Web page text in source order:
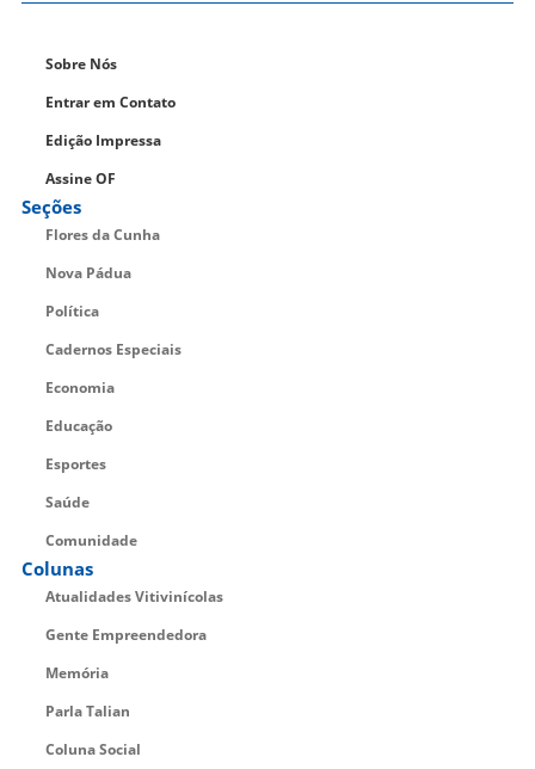
Sobre Nós
Entrar em Contato
Edição Impressa
Assine OF
Seções
Flores da Cunha
Nova Pádua
Política
Cadernos Especiais
Economia
Educação
Esportes
Saúde
Comunidade
Colunas
Atualidades Vitivinícolas
Gente Empreendedora
Memória
Parla Talian
Coluna Social